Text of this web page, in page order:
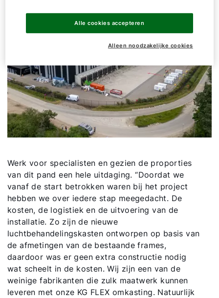
Werk voor specialisten en gezien de proporties
van dit pand een hele uitdaging. “Doordat we
vanaf de start betrokken waren bij het project
hebben we over iedere stap meegedacht. De
kosten, de logistiek en de uitvoering van de
installatie. Zo zijn de nieuwe
luchtbehandelingskasten ontworpen op basis van
de afmetingen van de bestaande frames,
daardoor was er geen extra constructie nodig
wat scheelt in de kosten. Wij zijn een van de
weinige fabrikanten die zulk maatwerk kunnen
leveren met onze KG FLEX omkasting. Natuurlijk
Alleen noodzakelijke cookies
Alle cookies accepteren